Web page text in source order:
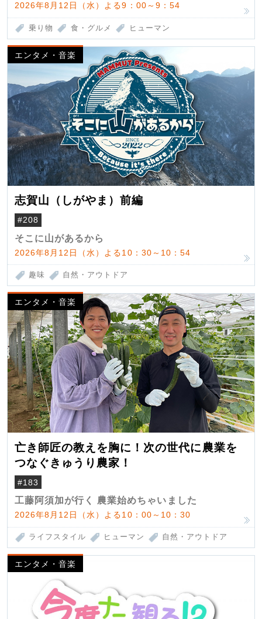
2026年8月12日（水）よる9：00～9：54
乗り物 食・グルメ ヒューマン
エンタメ・音楽
志賀山（しがやま）前編
#208
そこに山があるから
2026年8月12日（水）よる10：30～10：54
趣味 自然・アウトドア
エンタメ・音楽
亡き師匠の教えを胸に！次の世代に農業を
つなぐきゅうり農家！
#183
工藤阿須加が行く 農業始めちゃいました
2026年8月12日（水）よる10：00～10：30
ライフスタイル ヒューマン 自然・アウトドア
エンタメ・音楽